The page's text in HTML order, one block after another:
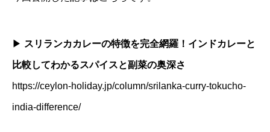
▶ スリランカカレーの特徴を完全網羅！インドカレーと
比較してわかるスパイスと副菜の奥深さ
https://ceylon-holiday.jp/column/srilanka-curry-tokucho-
india-difference/